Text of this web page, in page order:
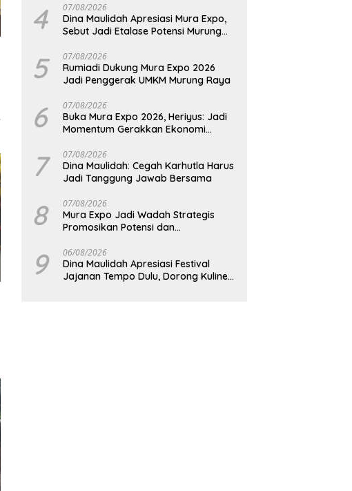
4 07/08/2026
Dina Maulidah Apresiasi Mura Expo,
Sebut Jadi Etalase Potensi Murung
5 07/08/2026
Rumiadi Dukung Mura Expo 2026
Jadi Penggerak UMKM Murung Raya
6 07/08/2026
Buka Mura Expo 2026, Heriyus: Jadi
Momentum Gerakkan Ekonomi
7 07/08/2026
Dina Maulidah: Cegah Karhutla Harus
Jadi Tanggung Jawab Bersama
8 07/08/2026
Mura Expo Jadi Wadah Strategis
Promosikan Potensi dan
9 06/08/2026
Dina Maulidah Apresiasi Festival
Jajanan Tempo Dulu, Dorong Kuliner